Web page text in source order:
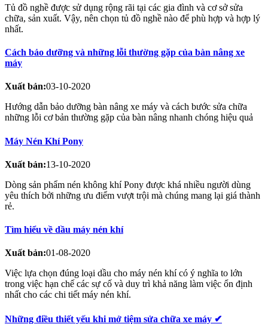
Tủ đồ nghề được sử dụng rộng rãi tại các gia đình và cơ sở sửa
chữa, sản xuất. Vậy, nên chọn tủ đồ nghề nào để phù hợp và hợp lý
nhất.
Cách bảo dưỡng và những lỗi thường gặp của bàn nâng xe
máy
Xuất bản:03-10-2020
Hướng dẫn bảo dưỡng bàn nâng xe máy và cách bước sửa chữa
những lỗi cơ bản thường gặp của bàn nâng nhanh chóng hiệu quả
Máy Nén Khí Pony
Xuất bản:13-10-2020
Dòng sản phẩm nén không khí Pony được khá nhiều người dùng
yêu thích bởi những ưu điểm vượt trội mà chúng mang lại giá thành
rẻ.
Tìm hiểu về dầu máy nén khí
Xuất bản:01-08-2020
Việc lựa chọn đúng loại dầu cho máy nén khí có ý nghĩa to lớn
trong việc hạn chế các sự cố và duy trì khả năng làm việc ổn định
nhất cho các chi tiết máy nén khí.
Những điều thiết yếu khi mở tiệm sửa chữa xe máy ✔